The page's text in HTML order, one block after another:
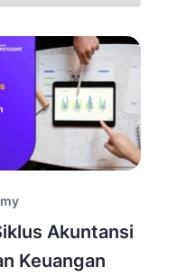
Akuntansi
Keuangan